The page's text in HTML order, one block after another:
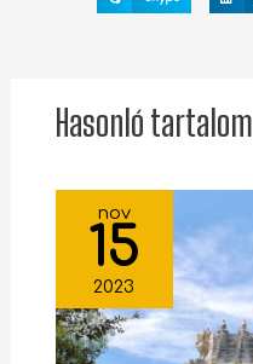
Hasonló tartalom
nov
15
2023